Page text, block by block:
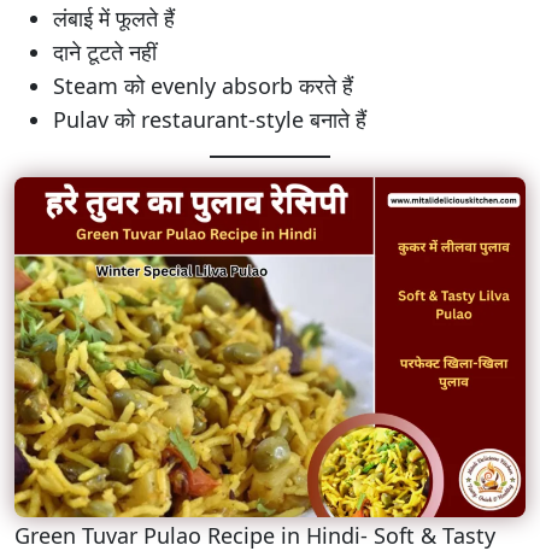
लंबाई में फूलते हैं
दाने टूटते नहीं
Steam को evenly absorb करते हैं
Pulav को restaurant-style बनाते हैं
Green Tuvar Pulao Recipe in Hindi- Soft & Tasty